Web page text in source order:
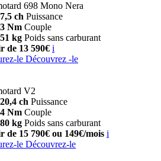
698 Mono Nera
ch Puissance
Nm Couple
kg Poids sans carburant
de 13 590€ i
le Découvrez -le
V2
ch Puissance
Nm Couple
kg Poids sans carburant
de 15 790€ ou 149€/mois i
le Découvrez-le